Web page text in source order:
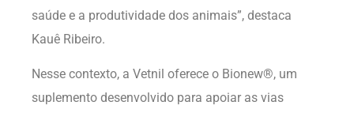
saúde e a produtividade dos animais”, destaca
Kauê Ribeiro.
Nesse contexto, a Vetnil oferece o Bionew®, um
suplemento desenvolvido para apoiar as vias